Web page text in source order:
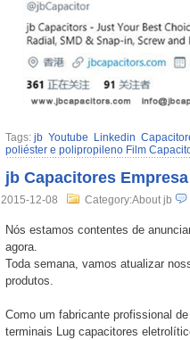
Tags: jb Youtube Linkedin
poliéster e polipropileno Film
jb Capacitores
2015-12-08 Category:About jb
Nós estamos contentes de
agora.
Toda semana, vamos atualizar
produtos.
Como um fabricante profissional
terminais Lug capacitores